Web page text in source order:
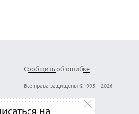
Сообщить об ошибке
Все права защищены ©1995 – 2026
на